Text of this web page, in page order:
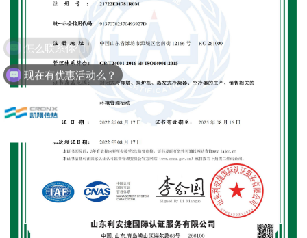
怎么联系你们
现在有优惠活动么？